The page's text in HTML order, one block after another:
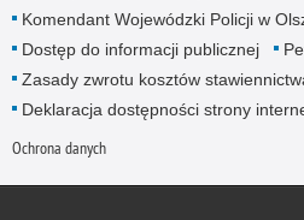
Komendant Wojewódzki Policji w
Dostęp do informacji publicznej
Zasady zwrotu kosztów
Deklaracja dostępności strony
Ochrona danych